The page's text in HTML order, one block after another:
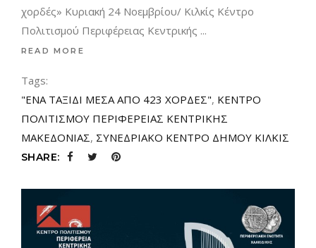
χορδές» Κυριακή 24 Νοεμβρίου/ Κιλκίς Κέντρο
Πολιτισμού Περιφέρειας Κεντρικής
READ MORE
Tags:
"ΕΝΑ ΤΑΞΙΔΙ ΜΕΣΑ ΑΠΟ 423 ΧΟΡΔΕΣ", ΚΕΝΤΡΟ
ΠΟΛΙΤΙΣΜΟΥ ΠΕΡΙΦΕΡΕΙΑΣ ΚΕΝΤΡΙΚΗΣ
ΜΑΚΕΔΟΝΙΑΣ, ΣΥΝΕΔΡΙΑΚΟ ΚΕΝΤΡΟ ΔΗΜΟΥ ΚΙΛΚΙΣ
SHARE: